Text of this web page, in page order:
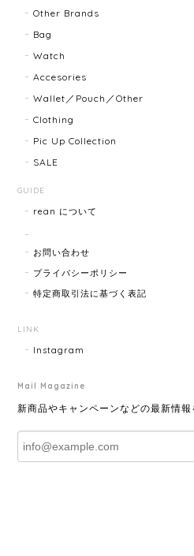
はぜんぜんわからずとても綺
気にいりました。 いつも迅速
りなので安心して購入できま
2025/06/28
とても綺麗なお品でした✨ あ
Other Brands
Bag
Watch
Accesories
Wallet／Pouch／Other
Clothing
Pic Up Collection
SALE
GUIDE
rean について
お問い合わせ
プライバシーポリシー
特定商取引法に基づく表記
LINK
Instagram
Mail Magazine
新商品やキャンペーンなどの最新情報